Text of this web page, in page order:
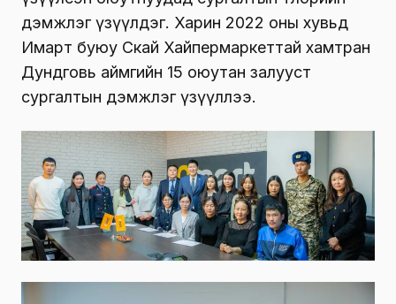
дэмжлэг үзүүлдэг. Харин 2022 оны хувьд
Имарт буюу Скай Хайпермаркеттай хамтран
Дундговь аймгийн 15 оюутан залууст
сургалтын дэмжлэг үзүүллээ.